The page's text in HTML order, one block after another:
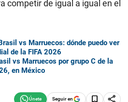
competir de igual a igual en el
vs Marruecos: dónde puedo ver
de la FIFA 2026
vs Marruecos por grupo C de la
en México
Seguir en